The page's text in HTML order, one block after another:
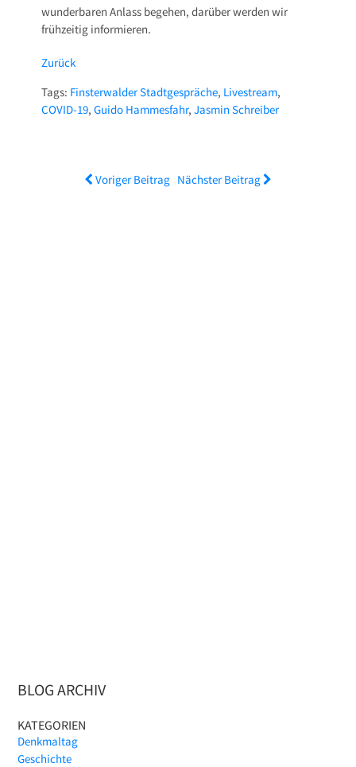
wunderbaren Anlass begehen, darüber werden wir
frühzeitig informieren.
Zurück
Tags: Finsterwalder Stadtgespräche, Livestream,
COVID-19,Guido Hammesfahr,Jasmin Schreiber
Voriger Beitrag Nächster Beitrag
BLOG ARCHIV
KATEGORIEN
Denkmaltag
Geschichte